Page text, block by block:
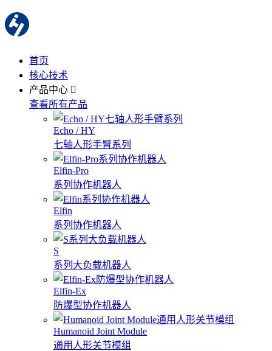
首页
核心技术
产品中心
查看所有产品
Echo / HY
七轴人形手臂系列
Elfin-Pro
系列协作机器人
Elfin
系列协作机器人
S
系列大负载机器人
Elfin-Ex
防爆型协作机器人
Humanoid Joint Module
通用人形关节模组